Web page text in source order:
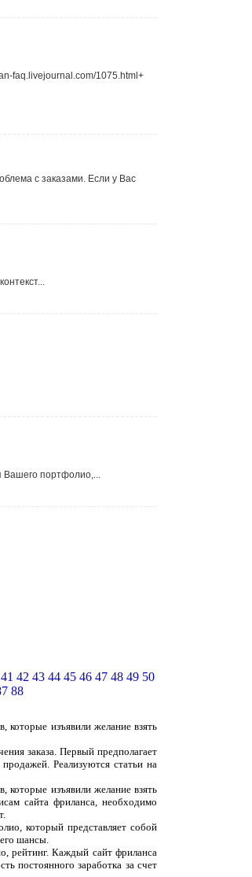
faq.livejournal.com/1075.html+
с заказами. Если у Вас
Вашего портфолио,...
41 42 43 44 45 46 47 48 49 50
88
которые изъявили желание взять
заказа. Первый предполагает
Реализуются статьи на
которые изъявили желание взять
сайта фриланса, необходимо
который представляет собой
шансы.
рейтинг. Каждый сайт фриланса
постоянного заработка за счет